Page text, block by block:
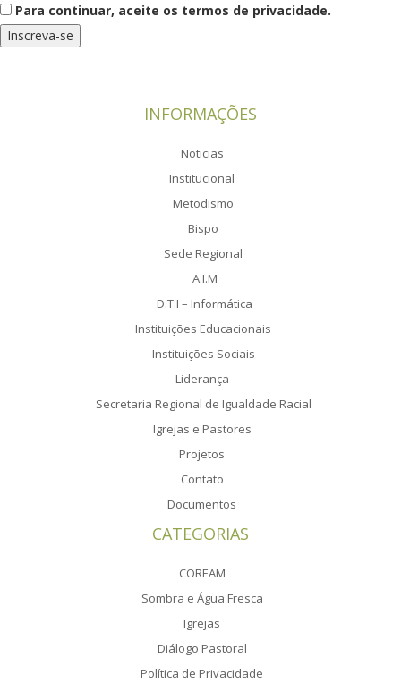
Para continuar, aceite os termos de privacidade.
INFORMAÇÕES
Noticias
Institucional
Metodismo
Bispo
Sede Regional
A.I.M
D.T.I – Informática
Instituições Educacionais
Instituições Sociais
Liderança
Secretaria Regional de Igualdade Racial
Igrejas e Pastores
Projetos
Contato
Documentos
CATEGORIAS
COREAM
Sombra e Água Fresca
Igrejas
Diálogo Pastoral
Política de Privacidade